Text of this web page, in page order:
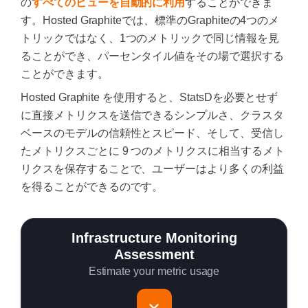
のすべてのビューを自動的に利用することができま
す。Hosted Graphiteでは、標準のGraphiteの4つのメ
トリックではなく、1つのメトリックで同じ情報を見
ることができ、パーセンタイル値をその場で選択する
ことができます。
Hosted Graphite を使用すると、StatsDを必要とせず
に直接メトリクスを送信できるシンプルさ、クラスタ
ベースのモデルの信頼性とスピード、そして、受信し
たメトリクスごとに 9 つのメトリクスに相当するメト
リクスを保存することで、ユーザーはより多くの利益
を得ることができるのです。
Infrastructure Monitoring
Assessment
Estimate your metric usage